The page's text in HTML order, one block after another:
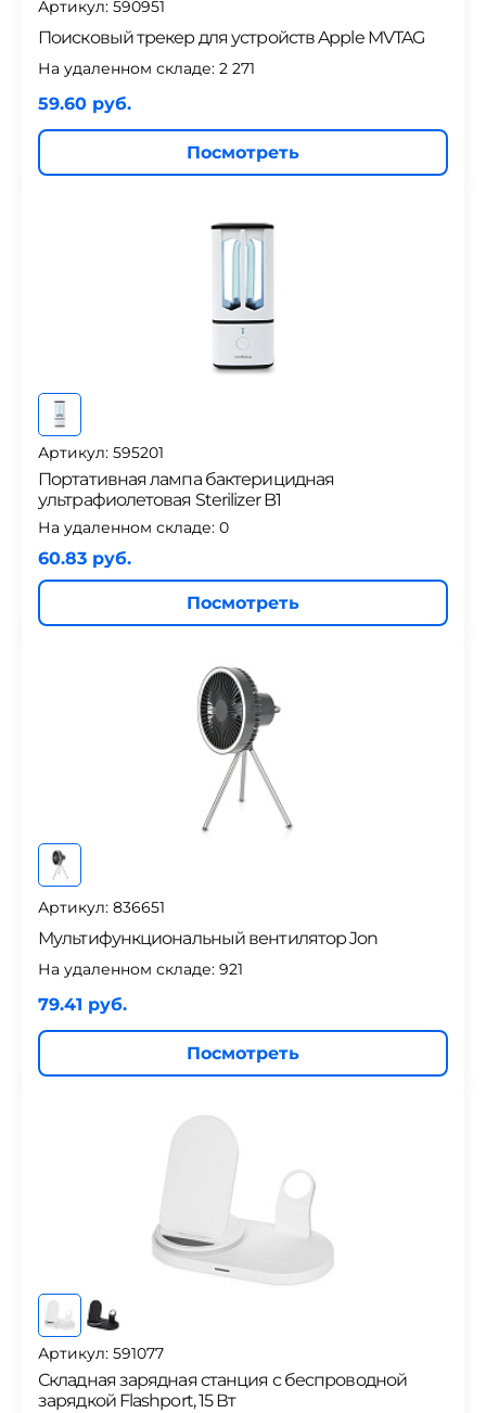
Артикул: 590951
Поисковый трекер для устройств Apple MVTAG
На удаленном складе: 2 271
59.60 руб.
Посмотреть
Артикул: 595201
Портативная лампа бактерицидная
ультрафиолетовая Sterilizer B1
На удаленном складе: 0
60.83 руб.
Посмотреть
Артикул: 836651
Мультифункциональный вентилятор Jon
На удаленном складе: 921
79.41 руб.
Посмотреть
Артикул: 591077
Складная зарядная станция с беспроводной
зарядкой Flashport, 15 Вт